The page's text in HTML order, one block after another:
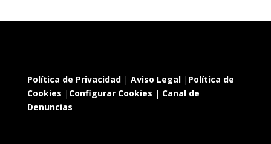
Política de Privacidad| Aviso Legal| Política de
Cookies | Configurar Cookies | Canal de
Denuncias